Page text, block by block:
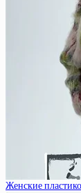
Женские